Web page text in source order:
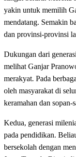
yakin untuk memilih
mendatang. Semakin
dan provinsi-provinsi
Dukungan dari
melihat Ganjar
merakyat. Pada
oleh masyarakat di
keramahan dan
Kedua, generasi
pada pendidikan.
bersekolah dengan